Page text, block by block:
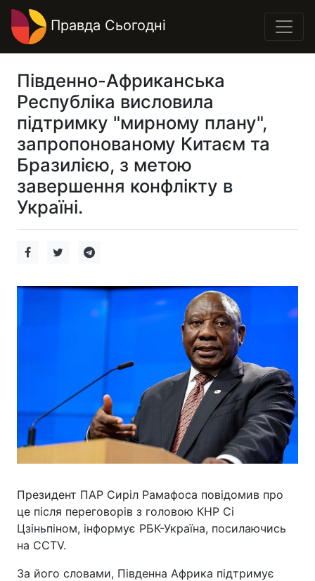
Правда Сьогодні
Південно-Африканська
Республіка висловила
підтримку "мирному плану",
запропонованому Китаєм та
Бразилією, з метою
завершення конфлікту в
Україні.
Президент ПАР Сиріл Рамафоса повідомив про
це після переговорів з головою КНР Сі
Цзіньпіном, інформує РБК-Україна, посилаючись
на CCTV.
За його словами, Південна Африка підтримує